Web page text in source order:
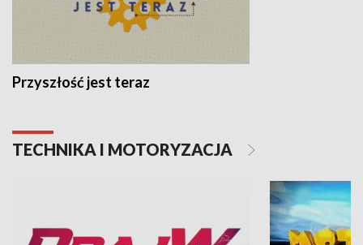
Przyszłość jest teraz
TECHNIKA I MOTORYZACJA